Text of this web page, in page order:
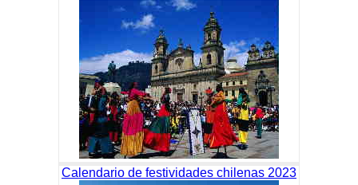
Calendario de festividades chilenas 2023